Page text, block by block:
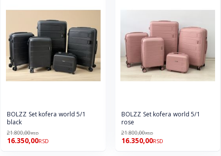
BOLZZ Set kofera world 5/1
black
21.800,00RSD
16.350,00RSD
BOLZZ Set kofera world 5/1
rose
21.800,00RSD
16.350,00RSD